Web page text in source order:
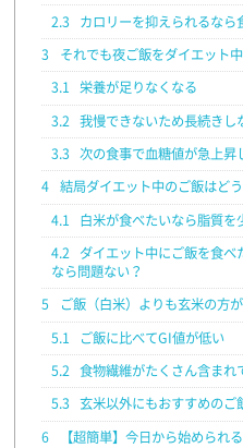
2.3 カロリーを抑えられるなら
3
それでも夜ご飯をダイエット
3.1 栄養が足りなくなる
3.2 我慢できないため長続きし
3.3 次の食事で血糖値が急上昇
4 結局ダイエット中のご飯はど
4.1
白米が食べたいなら脂質
4.2 ダイエット中にご飯を食
なら問題ない？
5
ご飯（白米）よりも玄米の方
5.1
ご飯に比べてGI値が低い
5.2 食物繊維がたくさん含まれ
5.3 玄米以外にもおすすめのご
6
【超簡単】今日から始められ